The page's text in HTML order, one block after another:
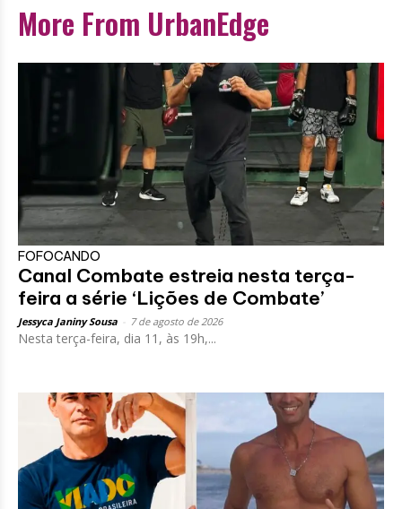
More From UrbanEdge
FOFOCANDO
Canal Combate estreia nesta terça-
feira a série ‘Lições de Combate’
Jessyca Janiny Sousa 7 de agosto de 2026
Nesta terça-feira, dia 11, às 19h,...